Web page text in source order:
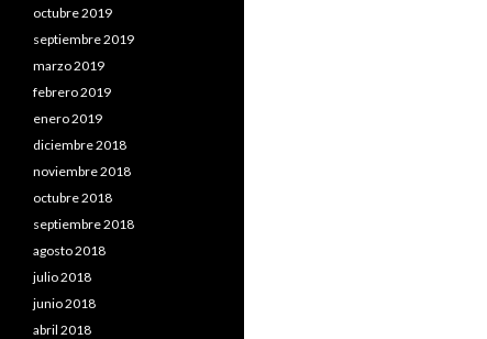
octubre 2019
septiembre 2019
marzo 2019
febrero 2019
enero 2019
diciembre 2018
noviembre 2018
octubre 2018
septiembre 2018
agosto 2018
julio 2018
junio 2018
abril 2018